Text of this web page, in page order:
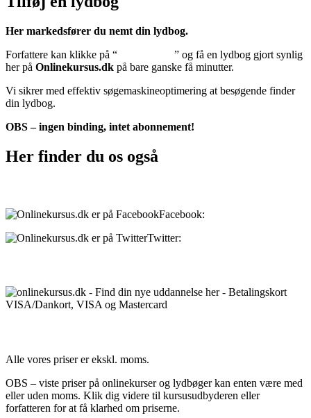
Her markedsfører du nemt din lydbog.
Forfattere kan klikke på “
” og få en lydbog gjort synlig
her på Onlinekursus.dk på bare ganske få minutter.
Vi sikrer med effektiv søgemaskineoptimering at besøgende finder
din lydbog.
OBS – ingen binding, intet abonnement!
Her finder du os også
Facebook:
Twitter:
Alle vores priser er ekskl. moms.
OBS – viste priser på onlinekurser og lydbøger kan enten være med
eller uden moms. Klik dig videre til kursusudbyderen eller
forfatteren for at få klarhed om priserne.